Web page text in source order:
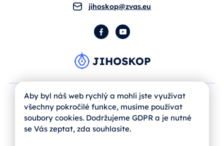
jihoskop@zvas.eu
FacebookYouTube
Aby byl náš web rychlý a mohli jste využívat
všechny pokročilé funkce, musíme používat
soubory cookies. Dodržujeme GDPR a je nutné
se Vás zeptat, zda souhlasíte.